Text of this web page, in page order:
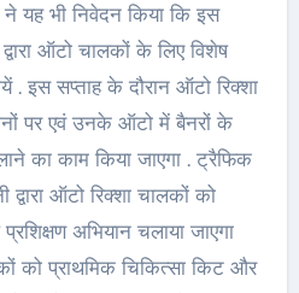
ने यह भी निवेदन किया कि इस
ऑटो चालकों के लिए विशेष
. इस सप्ताह के दौरान ऑटो रिक्शा
पर एवं उनके ऑटो में बैनरों के
का काम किया जाएगा . ट्रैफिक
द्वारा ऑटो रिक्शा चालकों को
अभियान चलाया जाएगा
को प्राथमिक चिकित्सा किट और